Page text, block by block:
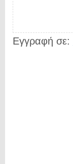
Εγγραφή σε: